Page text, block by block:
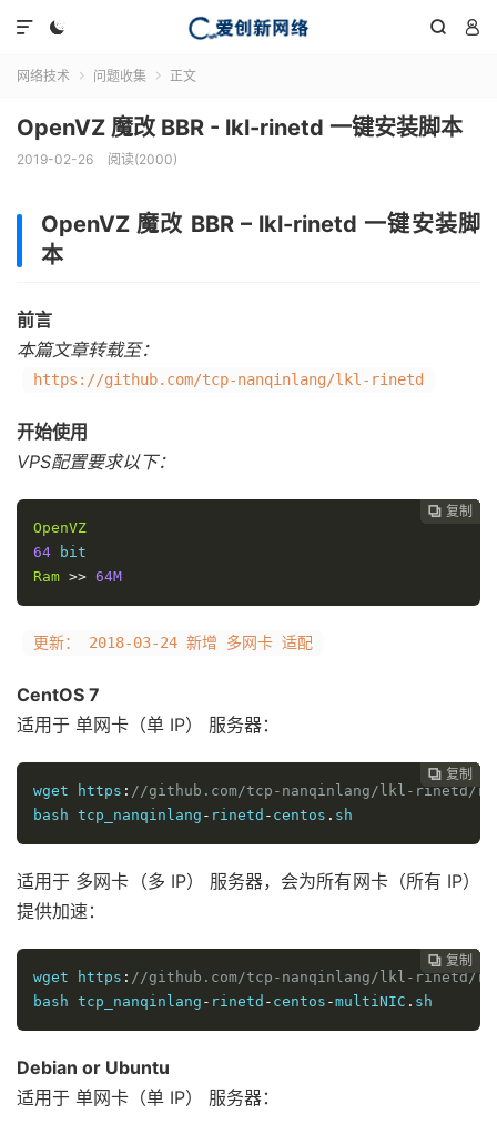
  

网络技术  问题收集  正文
OpenVZ 魔改 BBR - lkl-rinetd 一键安装脚本
2019-02-26 阅读(2000)
OpenVZ 魔改 BBR – lkl-rinetd 一键安装脚
本
前言
本篇文章转载至：
https://github.com/tcp-nanqinlang/lkl-rinetd
开始使用
VPS配置要求以下：
 复制
 复制
 复制
 复制
 复制
 复制
 复制
OpenVZ
64
Ram >> 64M
更新： 2018-03-24 新增 多网卡 适配
CentOS 7
适用于 单网卡（单 IP） 服务器：
 复制
 复制
 复制
 复制
 复制
 复制
wget https : //github.com/tcp-nanqinlang/lkl-rinetd/
bash tcp_nanqinlang - rinetd - centos . sh
适用于 多网卡（多 IP） 服务器，会为所有网卡（所有 IP）
提供加速：
 复制
 复制
 复制
 复制
 复制
wget https : //github.com/tcp-nanqinlang/lkl-rinetd/
bash tcp_nanqinlang - rinetd - centos -multiNIC . sh
Debian or Ubuntu
适用于 单网卡（单 IP） 服务器：